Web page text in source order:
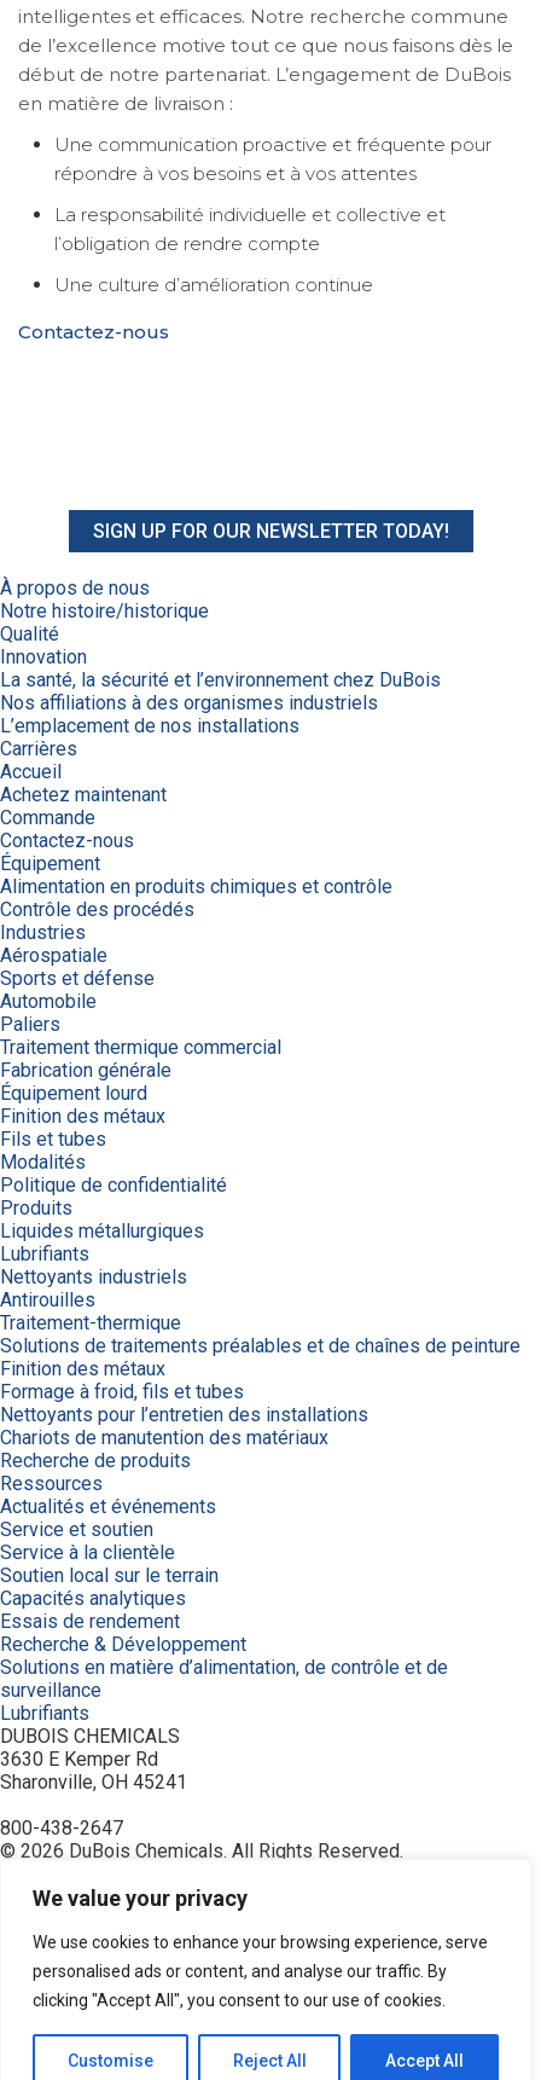
We value your privacy
We use cookies to enhance your browsing experience, serve
personalised ads or content, and analyse our traffic. By
clicking "Accept All", you consent to our use of cookies.
Customise Reject All Accept All
intelligentes et efficaces. Notre recherche commune
de l’excellence motive tout ce que nous faisons dès le
début de notre partenariat. L’engagement de DuBois
en matière de livraison :
Une communication proactive et fréquente pour
répondre à vos besoins et à vos attentes
La responsabilité individuelle et collective et
l’obligation de rendre compte
Une culture d’amélioration continue
Contactez-nous
SIGN UP FOR OUR NEWSLETTER TODAY!
À propos de nous
Notre histoire/historique
Qualité
Innovation
La santé, la sécurité et l’environnement chez DuBois
Nos affiliations à des organismes industriels
L’emplacement de nos installations
Carrières
Accueil
Achetez maintenant
Commande
Contactez-nous
Équipement
Alimentation en produits chimiques et contrôle
Contrôle des procédés
Industries
Aérospatiale
Sports et défense
Automobile
Paliers
Traitement thermique commercial
Fabrication générale
Équipement lourd
Finition des métaux
Fils et tubes
Modalités
Politique de confidentialité
Produits
Liquides métallurgiques
Lubrifiants
Nettoyants industriels
Antirouilles
Traitement-thermique
Solutions de traitements préalables et de chaînes de peinture
Finition des métaux
Formage à froid, fils et tubes
Nettoyants pour l’entretien des installations
Chariots de manutention des matériaux
Recherche de produits
Ressources
Actualités et événements
Service et soutien
Service à la clientèle
Soutien local sur le terrain
Capacités analytiques
Essais de rendement
Recherche & Développement
Solutions en matière d’alimentation, de contrôle et de
surveillance
Lubrifiants
DUBOIS CHEMICALS
3630 E Kemper Rd
Sharonville, OH 45241
800-438-2647
© 2026 DuBois Chemicals. All Rights Reserved.
Accueil
Commande
Contactez-nous
Équipement
Industries
Modalités
Politique de confidentialité